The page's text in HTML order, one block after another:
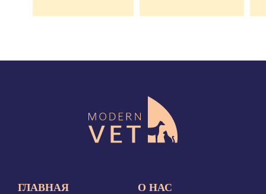
ГЛАВНАЯ О НАС